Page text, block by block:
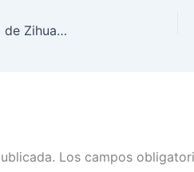
INE Guerrero firma convenio con el Ayuntamiento de Zihuatanejo en Materia Electoral
Los campos